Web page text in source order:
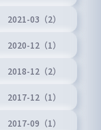
2021-03（2）
2020-12（1）
2018-12（2）
2017-12（1）
2017-09（1）